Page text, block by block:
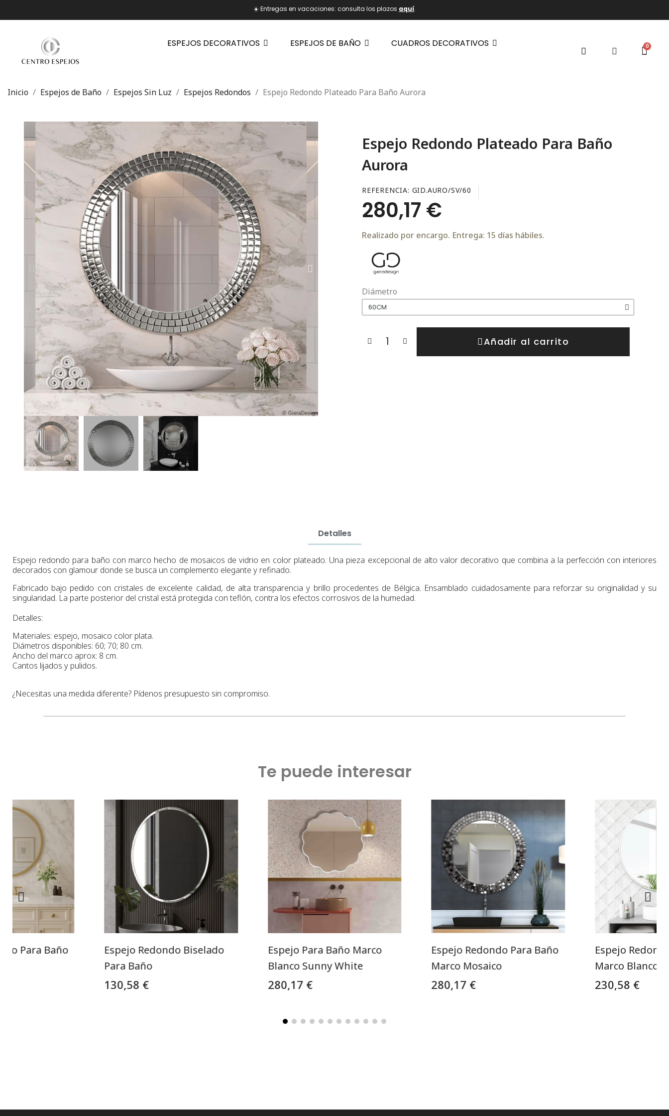
☀️ Entregas en vacaciones: consulta los plazos aquí.
ESPEJOS DECORATIVOS ESPEJOS DE BAÑO CUADROS DECORATIVOS
Inicio Espejos de Baño Espejos Sin Luz Espejos Redondos Espejo Redondo Plateado Para Baño Aurora
Espejo Redondo Plateado Para Baño
Aurora
REFERENCIA GID.AURO/SV/60
280,17 €
Realizado por encargo. Entrega: 15 días hábiles.
Diámetro
Añadir al carrito
Detalles
Espejo redondo para baño con marco hecho de mosaicos de vidrio en color plateado. Una pieza excepcional de alto valor decorativo que combina a la perfección con interiores
decorados con glamour donde se busca un complemento elegante y refinado.
Fabricado bajo pedido con cristales de excelente calidad, de alta transparencia y brillo procedentes de Bélgica. Ensamblado cuidadosamente para reforzar su originalidad y su
singularidad. La parte posterior del cristal está protegida con teflón, contra los efectos corrosivos de la humedad.
Detalles:
Materiales: espejo, mosaico color plata.
Diámetros disponibles: 60; 70; 80 cm.
Ancho del marco aprox: 8 cm.
Cantos lijados y pulidos.
¿Necesitas una medida diferente? Pídenos presupuesto sin compromiso.
Te puede interesar
Para Baño
Espejo Redondo Biselado
Para Baño
130,58 €
Espejo Para Baño Marco
Blanco Sunny White
280,17 €
Espejo Redondo Para Baño
Marco Mosaico
280,17 €
Espejo
Marco Blanco
230,58 €